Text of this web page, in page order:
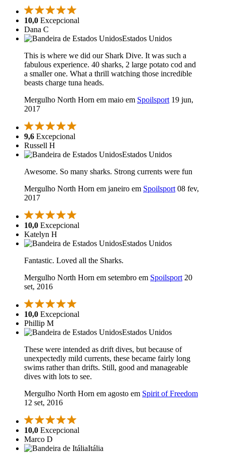
10,0 Excepcional
Dana C
Estados Unidos
This is where we did our Shark Dive. It was such a
fabulous experience. 40 sharks, 2 large potato cod and
a smaller one. What a thrill watching those incredible
beasts charge tuna heads.
Mergulho North Horn em maio em Spoilsport 19 jun,
2017
9,6 Excepcional
Russell H
Estados Unidos
Awesome. So many sharks. Strong currents were fun
Mergulho North Horn em janeiro em Spoilsport 08 fev,
2017
10,0 Excepcional
Katelyn H
Estados Unidos
Fantastic. Loved all the Sharks.
Mergulho North Horn em setembro em Spoilsport 20
set, 2016
10,0 Excepcional
Phillip M
Estados Unidos
These were intended as drift dives, but because of
unexpectedly mild currents, these became fairly long
swims rather than drifts. Still, good and manageable
dives with lots to see.
Mergulho North Horn em agosto em Spirit of Freedom
12 set, 2016
10,0 Excepcional
Marco D
Itália